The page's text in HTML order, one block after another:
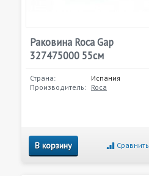
Раковина Roca Gap
327475000 55см
Страна:
Испания
Производитель: Roca
В корзину Сравнить